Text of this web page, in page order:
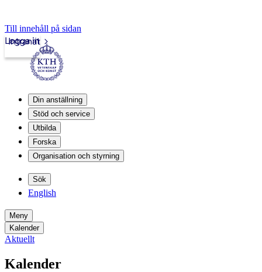
Till innehåll på sidan
Intranät
Logga in
Din anställning
Stöd och service
Utbilda
Forska
Organisation och styrning
Sök
English
Meny
Kalender
Aktuellt
Kalender